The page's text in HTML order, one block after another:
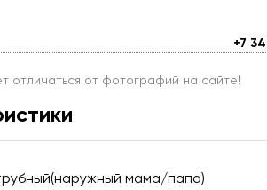
+7
отличаться от фотографий на сайте!
мама/папа)